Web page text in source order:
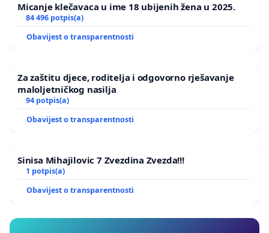
Micanje klečavaca u ime 18 ubijenih žena u 2025.
84 496 potpis(a)
Obavijest o transparentnosti
Za zaštitu djece, roditelja i odgovorno rješavanje
maloljetničkog nasilja
94 potpis(a)
Obavijest o transparentnosti
Sinisa Mihajilovic 7 Zvezdina Zvezda!!!
1 potpis(a)
Obavijest o transparentnosti